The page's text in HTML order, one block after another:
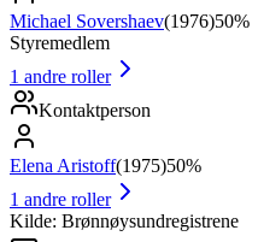
Michael Sovershaev(1976)50%
Styremedlem
1 andre roller
Kontaktperson
Elena Aristoff(1975)50%
1 andre roller
Kilde: Brønnøysundregistrene